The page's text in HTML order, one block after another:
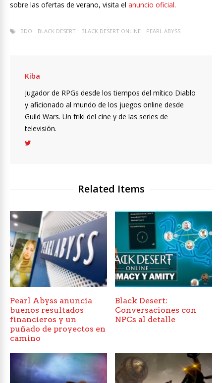
sobre las ofertas de verano, visita el anuncio oficial.
BDO BLACK DESERT BLACK DESERT ONLINE PEARL ABYSS
Kiba
Jugador de RPGs desde los tiempos del mítico Diablo
y aficionado al mundo de los juegos online desde
Guild Wars. Un friki del cine y de las series de
televisión.
Related Items
Pearl Abyss anuncia
buenos resultados
financieros y un
puñado de proyectos en
camino
Black Desert:
Conversaciones con
NPCs al detalle